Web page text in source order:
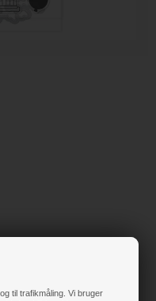
til trafikmåling. Vi bruger